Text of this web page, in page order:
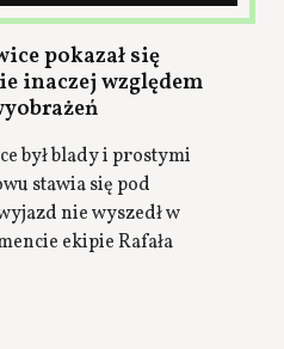
pokazał się
inaczej względem
był blady i prostymi
stawia się pod
nie wyszedł w
ekipie Rafała